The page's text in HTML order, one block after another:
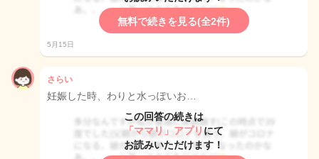
無料で続きを見る(全2件)
5月15日
さらい
妊娠した時、わりと水っぽいお…
この回答の続きは
「ママリ」アプリ にて
お読みいただけます！